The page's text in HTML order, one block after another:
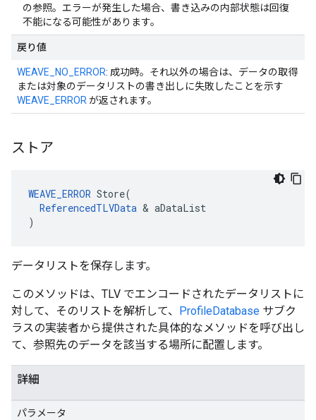
の参照。エラーが発生した場合、書き込みの内部状態は回復
不能になる可能性があります。
戻り値
WEAVE_NO_ERROR: 成功時。それ以外の場合は、データの取得
または対象のデータリストの書き出しに失敗したことを示す
WEAVE_ERROR が返されます。
ストア
WEAVE_ERROR Store(
ReferencedTLVData & aDataList
)
データリストを保存します。
このメソッドは、TLV でエンコードされたデータリストに
対して、そのリストを解析して、 ProfileDatabase サブク
ラスの実装者から提供された具体的なメソッドを呼び出し
て、参照先のデータを該当する場所に配置します。
詳細
パラメータ